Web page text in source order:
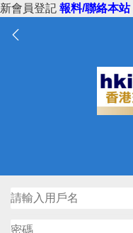
新會員登記 報料/聯絡本站